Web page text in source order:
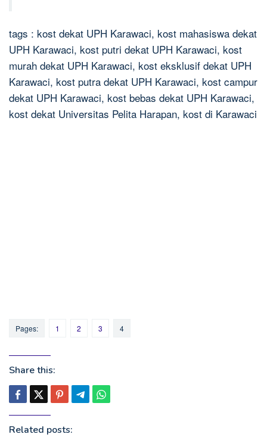
tags : kost dekat UPH Karawaci, kost mahasiswa dekat
UPH Karawaci, kost putri dekat UPH Karawaci, kost
murah dekat UPH Karawaci, kost eksklusif dekat UPH
Karawaci, kost putra dekat UPH Karawaci, kost campur
dekat UPH Karawaci, kost bebas dekat UPH Karawaci,
kost dekat Universitas Pelita Harapan, kost di Karawaci
Pages: 1 2 3 4
Share this:
Related posts: